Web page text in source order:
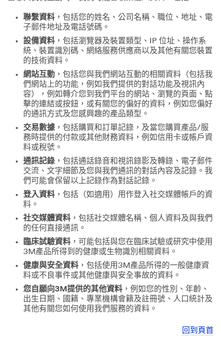
聯繫資料 ，包括您的姓名、公司名稱、職位、地址、電
子郵件地址及電話號碼。
設備資料 ，包括瀏覽器及裝置類型、IP 位址、操作系
統、裝置識別碼、網絡服務供應商以及其他有關您裝置
的技術資料。
網站互動 ，包括您與我們網站互動的相關資料（包括我
們網站上的功能，例如我們提供的對話功能及視訊內
容），例如轉介您到我們平台的網站、瀏覽的頁面、點
擊的連結或按鈕，或有關您的偏好的資料，例如您偏好
的通訊方式及您感興趣的產品類型。
交易數據 ，包括購買和訂單記錄，及當您購買產品/服
務時提供的付款或其他財務資料，例如信用卡或帳戶資
料或稅號。
通訊記錄 ，包括通話錄音和視訊錄影及轉錄、電子郵件
交流、文字細節及您與我們通訊的對話內容及記錄。我
們可能會保留以上記錄作為對話記錄。
登入資料 ，包括（如適用）用作登入社交媒體帳戶的資
料。
社交媒體資料 ，包括社交媒體名稱、個人資料及與我們
的任何直接通訊。
臨床試驗資料 ，可能包括與您在臨床試驗或研究中使用
3M產品所得到的健康或生物識別相關資料。
健康與安全資料 ，包括使用3M產品所得的一般健康資
料或不良事件或其他健康與安全事故的資料。
您自願向3M提供的其他資料 ，例如您的性別、年齡、
出生日期、國籍、專業機構會籍及註冊號、人口統計及
其他有關您如何使用我們服務的資料。
回到頁首